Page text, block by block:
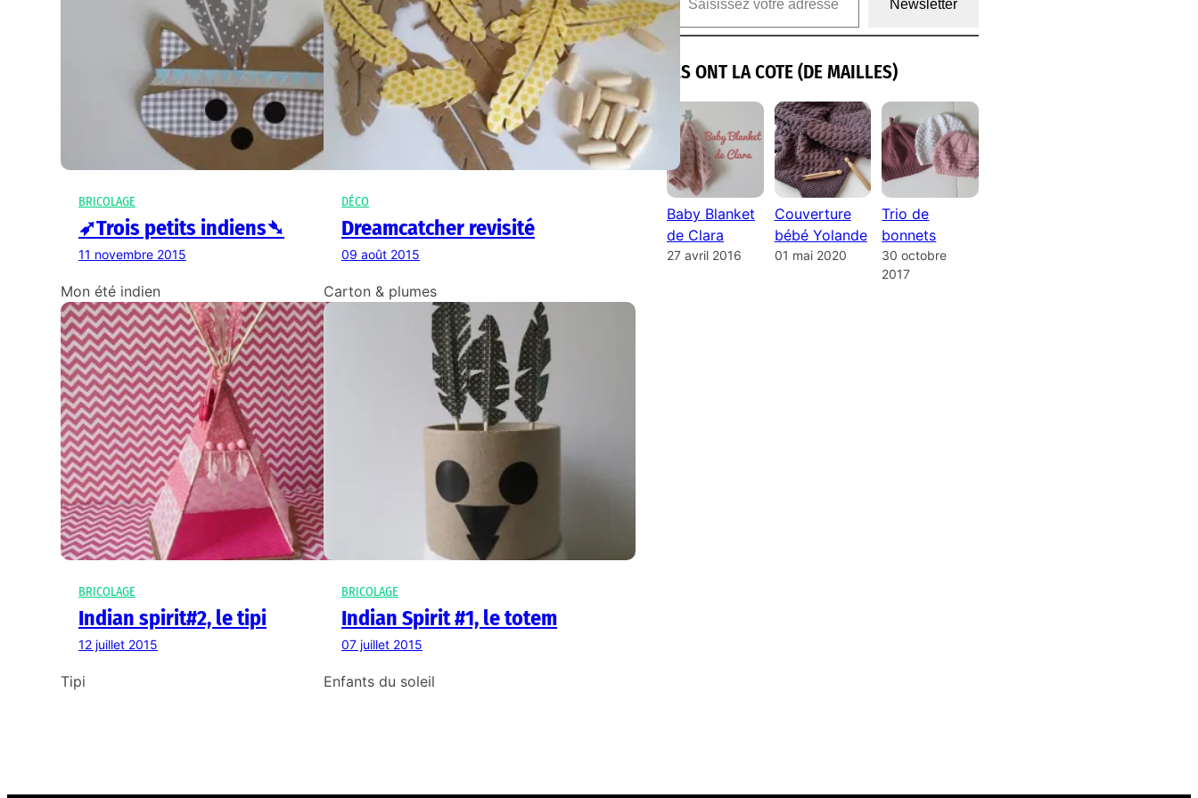
BRICOLAGE
➶Trois petits indiens➴
11 novembre 2015
Mon été indien
DÉCO
Dreamcatcher revisité
09 août 2015
Carton & plumes
BRICOLAGE
Indian spirit#2, le tipi
12 juillet 2015
Tipi
BRICOLAGE
Indian Spirit #1, le totem
07 juillet 2015
Enfants du soleil
Newsletter
ILS ONT LA COTE (DE MAILLES)
Baby Blanket
de Clara
27 avril 2016
Couverture
bébé Yolande
01 mai 2020
Trio de
bonnets
30 octobre
2017